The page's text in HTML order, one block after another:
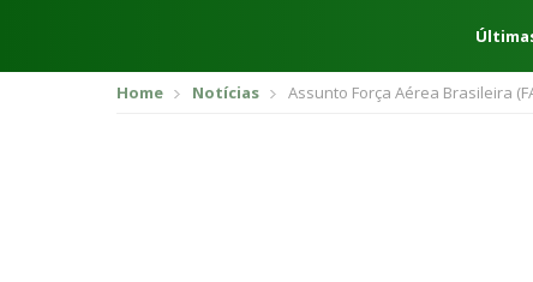
Home Notícias Assunto Força Aérea Brasileira